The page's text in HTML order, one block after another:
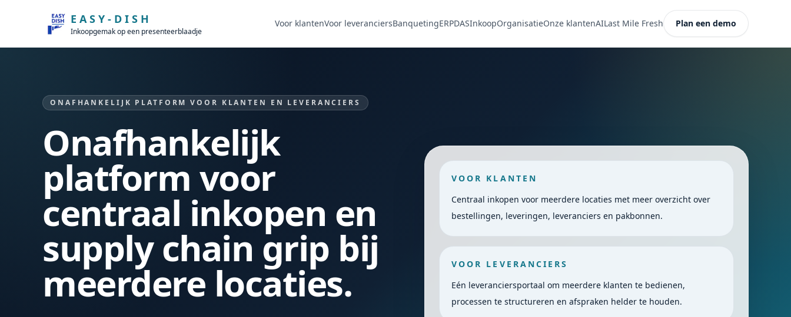
EASY-DISH
Inkoopgemak op een presenteerblaadje
Voor klantenVoor leveranciersBanquetingERPDASInkoopOrganisatieOnze klantenAILast Mile Fresh Plan een demo
ONAFHANKELIJK PLATFORM VOOR KLANTEN EN LEVERANCIERS
Onafhankelijk
platform voor
centraal inkopen en
supply chain grip bij
meerdere locaties.
VOOR KLANTEN
Centraal inkopen voor meerdere locaties met meer overzicht over
bestellingen, leveringen, leveranciers en pakbonnen.
VOOR LEVERANCIERS
Eén leveranciersportaal om meerdere klanten te bedienen,
processen te structureren en afspraken helder te houden.